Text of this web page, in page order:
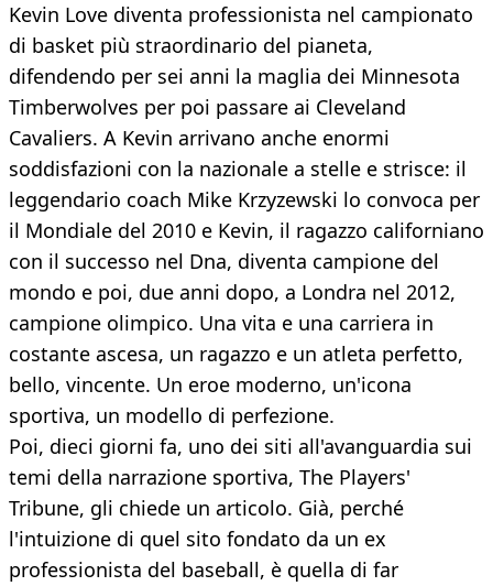
Kevin Love diventa professionista nel campionato
di basket più straordinario del pianeta,
difendendo per sei anni la maglia dei Minnesota
Timberwolves per poi passare ai Cleveland
Cavaliers. A Kevin arrivano anche enormi
soddisfazioni con la nazionale a stelle e strisce: il
leggendario coach Mike Krzyzewski lo convoca per
il Mondiale del 2010 e Kevin, il ragazzo californiano
con il successo nel Dna, diventa campione del
mondo e poi, due anni dopo, a Londra nel 2012,
campione olimpico. Una vita e una carriera in
costante ascesa, un ragazzo e un atleta perfetto,
bello, vincente. Un eroe moderno, un'icona
sportiva, un modello di perfezione.
Poi, dieci giorni fa, uno dei siti all'avanguardia sui
temi della narrazione sportiva, The Players'
Tribune, gli chiede un articolo. Già, perché
l'intuizione di quel sito fondato da un ex
professionista del baseball, è quella di far